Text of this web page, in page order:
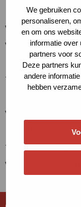
We gebruiken
personaliseren,
en om ons
informatie over
partners voor
Deze partners
andere
hebben
positief effect
wooncomfort.
woning wordt
Isolatie is de
te verlagen.
moment dat
woning. We
handig
toch al nodig
we 800
Lees hier meer